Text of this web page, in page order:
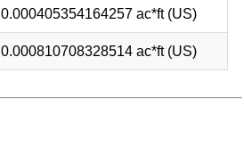
0.000405354164257 ac*ft (US)
0.000810708328514 ac*ft (US)